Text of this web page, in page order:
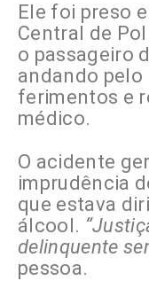
Ele foi preso
Central de
o passageiro
andando pelo
ferimentos e
médico.
O acidente
imprudência
que estava
álcool.
delinquente
pessoa.